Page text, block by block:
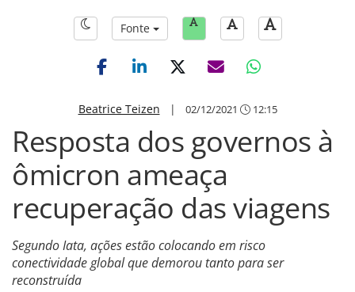
Fonte
Beatrice Teizen | 02/12/2021 12:15
Resposta dos governos à
ômicron ameaça
recuperação das viagens
Segundo Iata, ações estão colocando em risco
conectividade global que demorou tanto para ser
reconstruída